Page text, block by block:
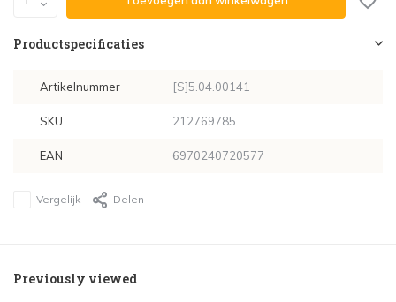
Productspecificaties
Artikelnummer [S]5.04.00141
SKU 212769785
EAN 6970240720577
Vergelijk Delen
Previously viewed